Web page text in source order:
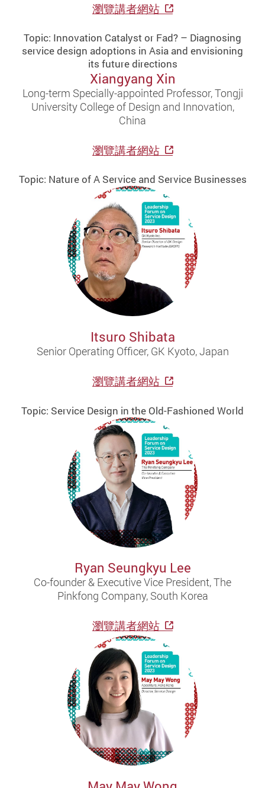
瀏覽講者網站
Topic: Innovation Catalyst or Fad? – Diagnosing
service design adoptions in Asia and envisioning
its future directions
Xiangyang Xin
Long-term Specially-appointed Professor, Tongji
University College of Design and Innovation,
China
瀏覽講者網站
Topic: Nature of A Service and Service Businesses
Itsuro Shibata
Senior Operating Officer, GK Kyoto, Japan
瀏覽講者網站
Topic: Service Design in the Old-Fashioned World
Ryan Seungkyu Lee
Co-founder & Executive Vice President, The
Pinkfong Company, South Korea
瀏覽講者網站